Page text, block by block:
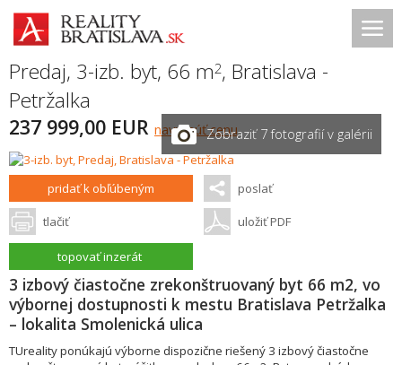
Predaj, 3-izb. byt, 66 m2, Bratislava -
Petržalka
237 999,00 EUR navrhnúť cenuZobraziť 7 fotografií v galérii
pridať k obľúbeným poslať
tlačiť uložiť PDF
topovať inzerát
3 izbový čiastočne zrekonštruovaný byt 66 m2, vo
výbornej dostupnosti k mestu Bratislava Petržalka
– lokalita Smolenická ulica
TUreality ponúkajú výborne dispozične riešený 3 izbový čiastočne